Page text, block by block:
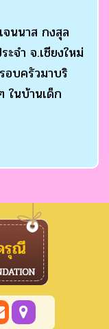
นนาส กงสุล
จำ จ.เชียงใหม่
อบครัวมาบริ
ในบ้านเด็ก